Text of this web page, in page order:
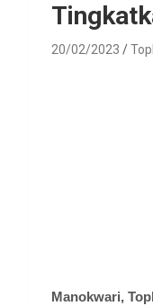
20/02/2023
Manokwari,